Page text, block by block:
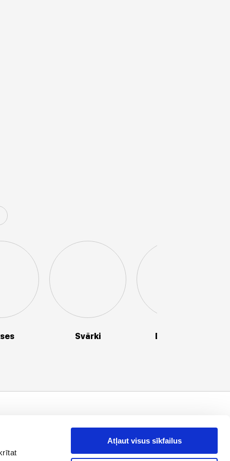
Atļaut visus sīkfailus
Svārki Džemperi
Abonēt